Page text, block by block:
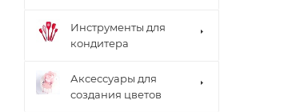
Инструменты для
кондитера
Аксессуары для
создания цветов